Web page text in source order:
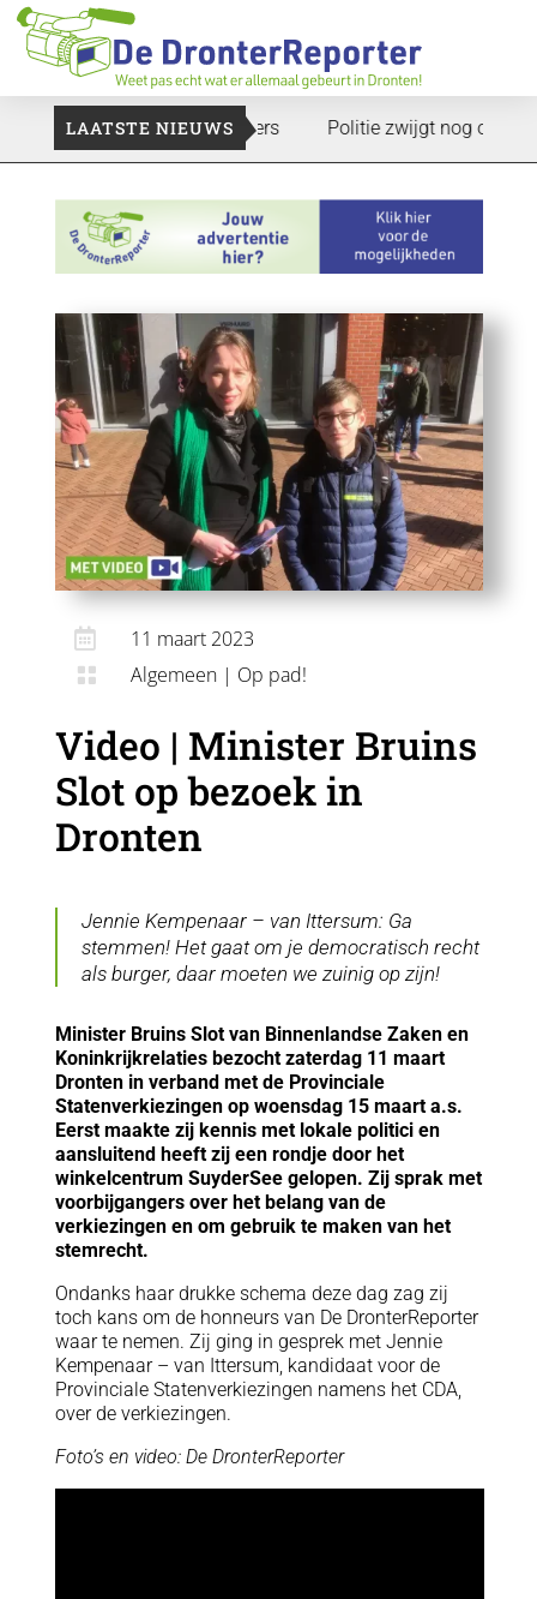
LAATSTE NIEUWS
zoekt plukkers Politie zwijgt nog over
 11 maart 2023
 Algemeen | Op pad!
Video | Minister Bruins
Slot op bezoek in
Dronten
Jennie Kempenaar – van Ittersum: Ga
stemmen! Het gaat om je democratisch recht
als burger, daar moeten we zuinig op zijn!
Minister Bruins Slot van Binnenlandse Zaken en
Koninkrijkrelaties bezocht zaterdag 11 maart
Dronten in verband met de Provinciale
Statenverkiezingen op woensdag 15 maart a.s.
Eerst maakte zij kennis met lokale politici en
aansluitend heeft zij een rondje door het
winkelcentrum SuyderSee gelopen. Zij sprak met
voorbijgangers over het belang van de
verkiezingen en om gebruik te maken van het
stemrecht.
Ondanks haar drukke schema deze dag zag zij
toch kans om de honneurs van De DronterReporter
waar te nemen. Zij ging in gesprek met Jennie
Kempenaar – van Ittersum, kandidaat voor de
Provinciale Statenverkiezingen namens het CDA,
over de verkiezingen.
Foto’s en video: De DronterReporter